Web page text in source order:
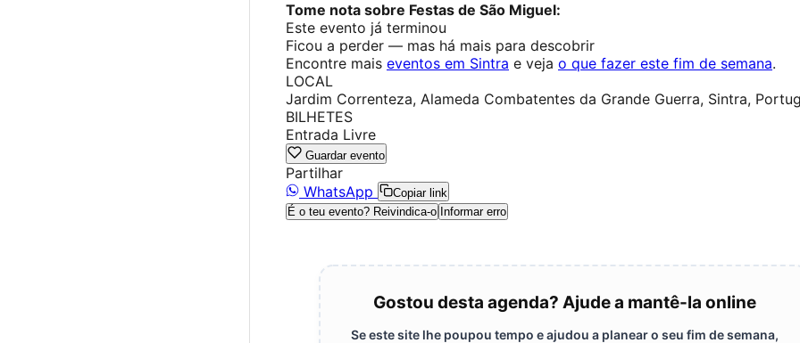
Tome nota sobre Festas de São Miguel:
Este evento já terminou
Ficou a perder — mas há mais para descobrir
Encontre mais eventos em Sintra e veja o que fazer este fim de semana.
LOCAL
Jardim Correnteza, Alameda Combatentes da Grande Guerra, Sintra,
BILHETES
Entrada Livre
Guardar evento
Partilhar
WhatsApp
Copiar link
É o teu evento? Reivindica-o Informar erro
Gostou desta agenda? Ajude a mantê-la online
Se este site lhe poupou tempo e ajudou a planear o seu fim de semana,